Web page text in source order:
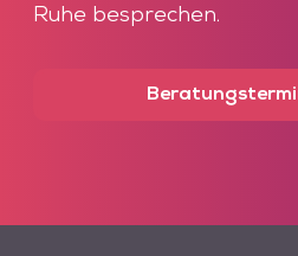
Ruhe besprechen.